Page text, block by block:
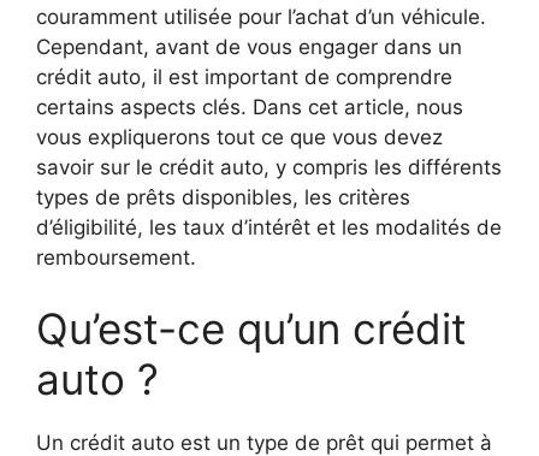
couramment utilisée pour l’achat d’un véhicule.
Cependant, avant de vous engager dans un
crédit auto, il est important de comprendre
certains aspects clés. Dans cet article, nous
vous expliquerons tout ce que vous devez
savoir sur le crédit auto, y compris les différents
types de prêts disponibles, les critères
d’éligibilité, les taux d’intérêt et les modalités de
remboursement.
Qu’est-ce qu’un crédit
auto ?
Un crédit auto est un type de prêt qui permet à